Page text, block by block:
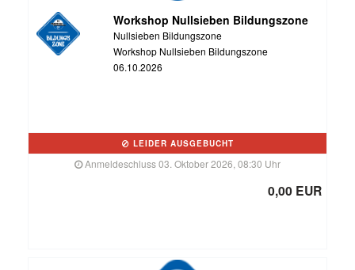
Workshop Nullsieben Bildungszone
Nullsieben Bildungszone
Workshop Nullsieben Bildungszone
06.10.2026
LEIDER AUSGEBUCHT
Anmeldeschluss 03. Oktober 2026, 08:30 Uhr
0,00 EUR